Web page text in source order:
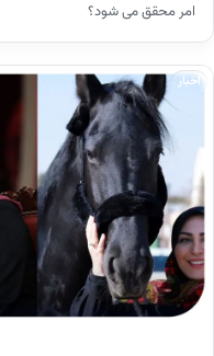
امر محقق می شود؟
اخبار